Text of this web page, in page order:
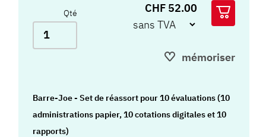
Qté CHF 52.00
mémoriser
Barre-Joe - Set de réassort pour 10 évaluations (10
administrations papier, 10 cotations digitales et 10
rapports)